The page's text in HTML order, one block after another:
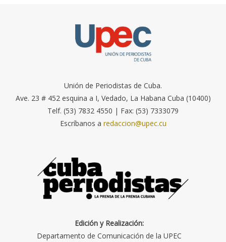
Unión de Periodistas de Cuba.
Ave. 23 # 452 esquina a I, Vedado, La Habana Cuba (10400)
Telf. (53) 7832 4550 | Fax: (53) 7333079
Escríbanos a redaccion@upec.cu
Edición y Realización:
Departamento de Comunicación de la UPEC